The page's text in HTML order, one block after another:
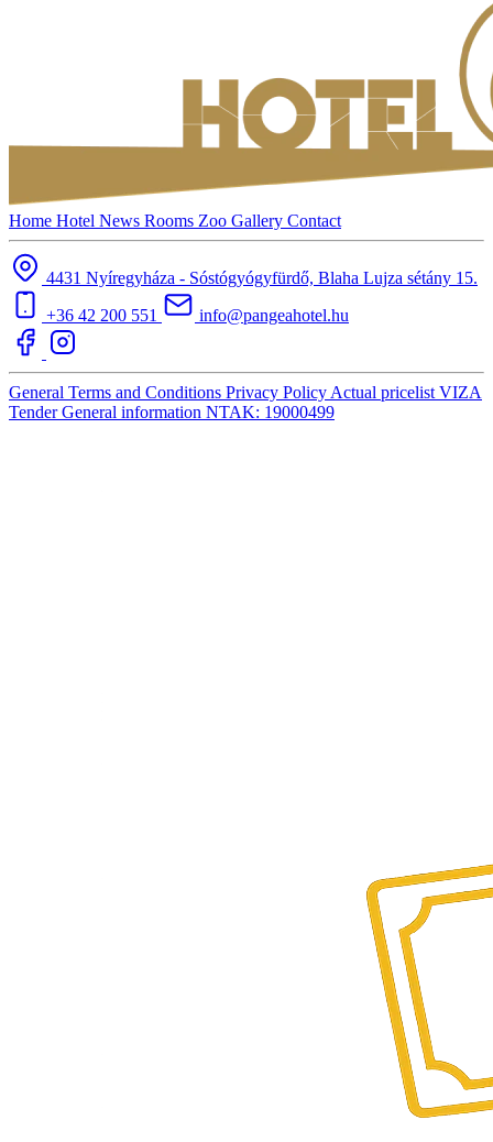
Home Hotel News Rooms Zoo Gallery Contact
4431 Nyíregyháza - Sóstógyógyfürdő, Blaha Lujza sétány 15.
+36 42 200 551
info@pangeahotel.hu
General Terms and Conditions Privacy Policy Actual pricelist VIZA
TenderGeneral information NTAK: 19000499